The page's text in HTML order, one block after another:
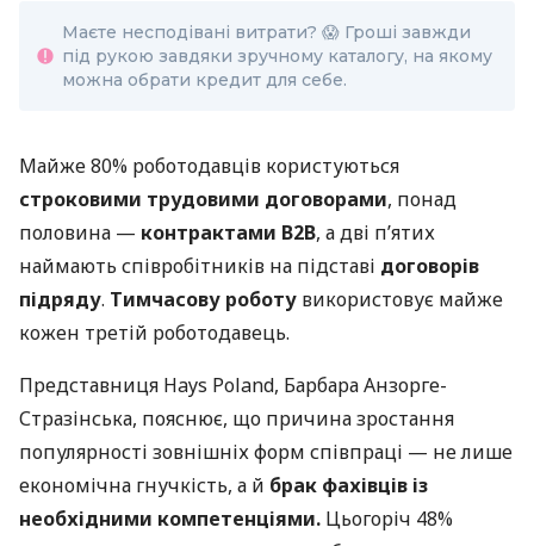
Маєте несподівані витрати? 😱 Гроші завжди
під рукою завдяки зручному каталогу, на якому
можна обрати кредит для себе.
Майже 80% роботодавців користуються
строковими трудовими договорами, понад
половина — контрактами B2B, а дві п’ятих
наймають співробітників на підставі договорів
підряду. Тимчасову роботу використовує майже
кожен третій роботодавець.
Представниця Hays Poland, Барбара Анзорге-
Стразінська, пояснює, що причина зростання
популярності зовнішніх форм співпраці — не лише
економічна гнучкість, а й брак фахівців із
необхідними компетенціями. Цьогоріч 48%